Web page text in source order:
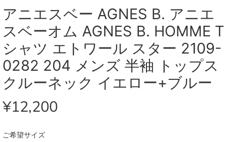
アニエスベー AGNES B. アニエ
スベーオム AGNES B. HOMME T
シャツ エトワール スター 2109-
0282 204 メンズ 半袖 トップス
クルーネック イエロー+ブルー
¥12,200
ご希望サイズ